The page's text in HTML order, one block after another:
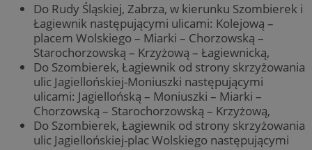
Do Rudy Śląskiej, Zabrza, w kierunku Szombierek i
Łagiewnik następującymi ulicami: Kolejową –
placem Wolskiego – Miarki – Chorzowską –
Starochorzowską – Krzyżową – Łagiewnicką,
Do Szombierek, Łagiewnik od strony skrzyżowania
ulic Jagiellońskiej-Moniuszki następującymi
ulicami: Jagiellońską – Moniuszki – Miarki –
Chorzowską – Starochorzowską – Krzyżową,
Do Szombierek, Łagiewnik od strony skrzyżowania
ulic Jagiellońskiej-plac Wolskiego następującymi